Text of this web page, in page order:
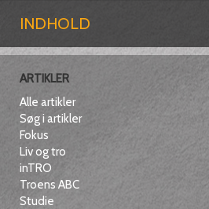
INDHOLD
ARTIKLER
Alle artikler
Søg i artikler
Fokus
Liv og tro
inTRO
Troens ABC
Studie